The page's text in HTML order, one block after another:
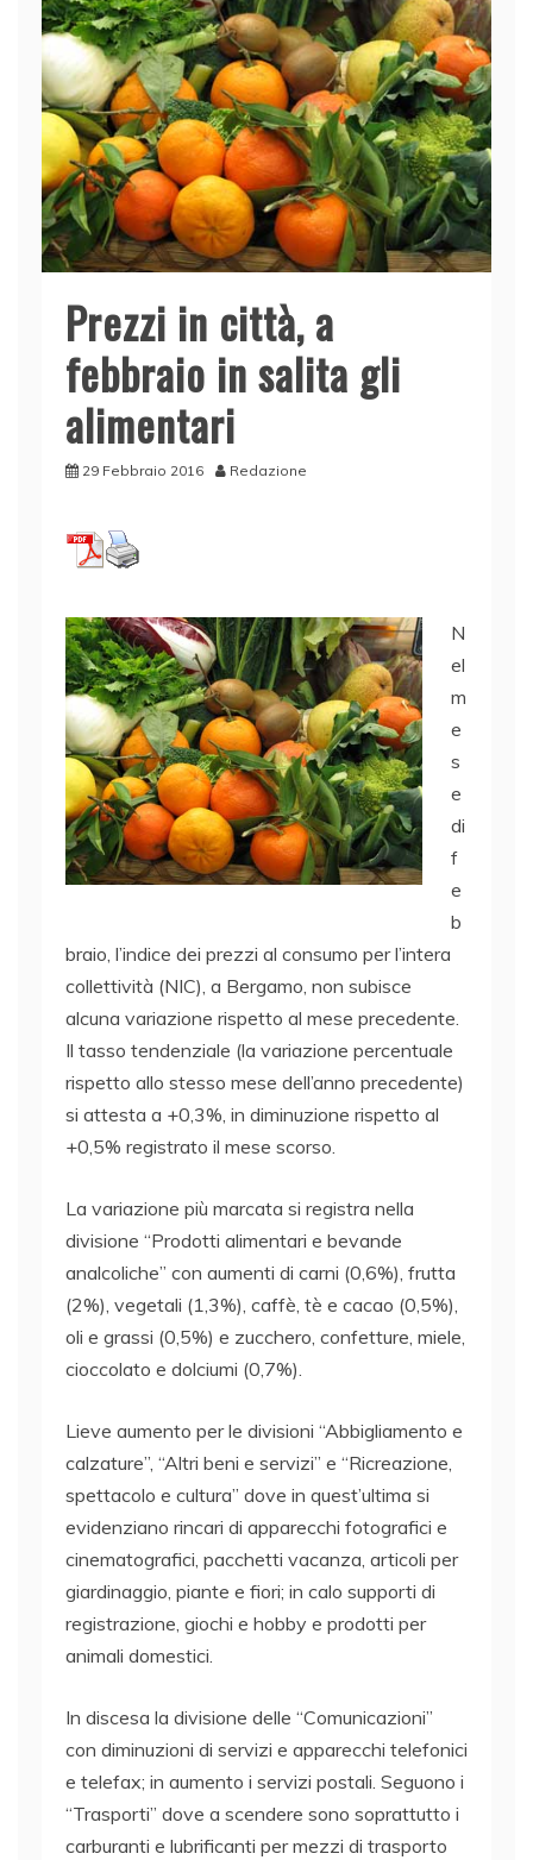
Prezzi in città, a
febbraio in salita gli
alimentari
29 Febbraio 2016 Redazione
N
el
m
e
s
e
di
f
e
b
braio, l’indice dei prezzi al consumo per l’intera
collettività (NIC), a Bergamo, non subisce
alcuna variazione rispetto al mese precedente.
Il tasso tendenziale (la variazione percentuale
rispetto allo stesso mese dell’anno precedente)
si attesta a +0,3%, in diminuzione rispetto al
+0,5% registrato il mese scorso.
La variazione più marcata si registra nella
divisione “Prodotti alimentari e bevande
analcoliche” con aumenti di carni (0,6%), frutta
(2%), vegetali (1,3%), caffè, tè e cacao (0,5%),
oli e grassi (0,5%) e zucchero, confetture, miele,
cioccolato e dolciumi (0,7%).
Lieve aumento per le divisioni “Abbigliamento e
calzature”, “Altri beni e servizi” e “Ricreazione,
spettacolo e cultura” dove in quest’ultima si
evidenziano rincari di apparecchi fotografici e
cinematografici, pacchetti vacanza, articoli per
giardinaggio, piante e fiori; in calo supporti di
registrazione, giochi e hobby e prodotti per
animali domestici.
In discesa la divisione delle “Comunicazioni”
con diminuzioni di servizi e apparecchi telefonici
e telefax; in aumento i servizi postali. Seguono i
“Trasporti” dove a scendere sono soprattutto i
carburanti e lubrificanti per mezzi di trasporto